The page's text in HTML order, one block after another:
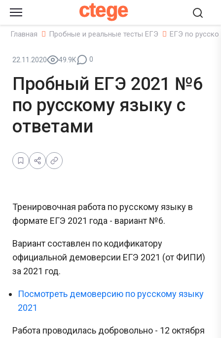
ctege
Главная Пробные и реальные тесты ЕГЭ ЕГЭ по
22.11.2020 49.9K 0
Пробный ЕГЭ 2021 №6
по русскому языку с
ответами
Тренировочная работа по русскому языку в
формате ЕГЭ 2021 года - вариант №6.
Вариант составлен по кодификатору
официальной демоверсии ЕГЭ 2021 (от ФИПИ)
за 2021 год.
Посмотреть демоверсию по русскому языку
2021
Работа проводилась добровольно - 12 октября